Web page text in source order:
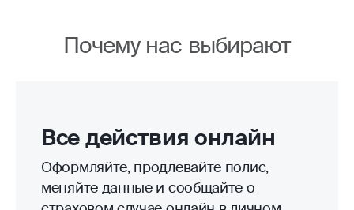
Почему нас выбирают
Все действия онлайн
Оформляйте, продлевайте полис,
меняйте данные и сообщайте о